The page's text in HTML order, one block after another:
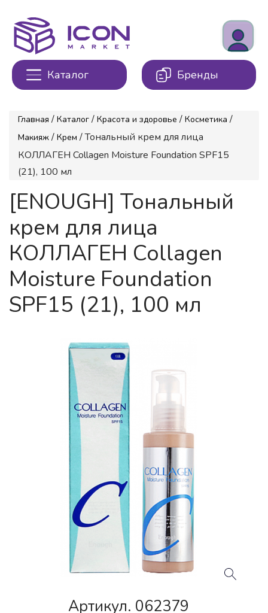
Каталог Бренды
Главная / Каталог / Красота и здоровье / Косметика /
Макияж / Крем / Тональный крем для лица
КОЛЛАГЕН Collagen Moisture Foundation SPF15
(21), 100 мл
[ENOUGH] Тональный
крем для лица
КОЛЛАГЕН Collagen
Moisture Foundation
SPF15 (21), 100 мл
Артикул. 062379